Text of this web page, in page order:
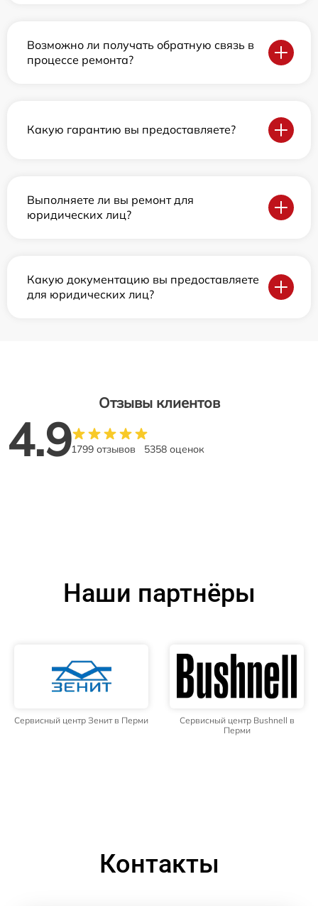
Возможно ли получать обратную связь в
процессе ремонта?
Какую гарантию вы предоставляете?
Выполняете ли вы ремонт для
юридических лиц?
Какую документацию вы предоставляете
для юридических лиц?
Отзывы клиентов
4.91799 отзывов 5358 оценок
Наши партнёры
Сервисный центр Зенит в Перми
Сервисный центр Bushnell в
Перми
Контакты